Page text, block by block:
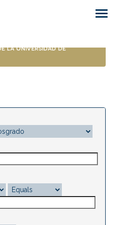
la Universidad de